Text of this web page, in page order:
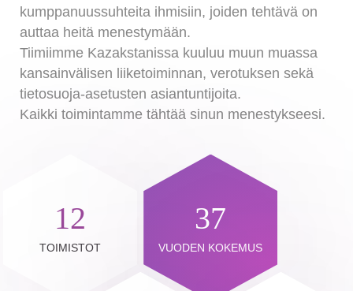
kumppanuussuhteita ihmisiin, joiden tehtävä on
auttaa heitä menestymään.
Tiimiimme Kazakstanissa kuuluu muun muassa
kansainvälisen liiketoiminnan, verotuksen sekä
tietosuoja-asetusten asiantuntijoita.
Kaikki toimintamme tähtää sinun menestykseesi.
12
TOIMISTOT
37
VUODEN KOKEMUS